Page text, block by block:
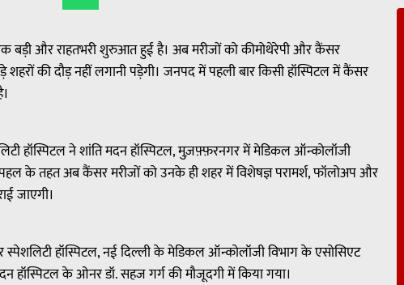
और राहतभरी शुरुआत हुई है। अब मरीजों को कीमोथेरेपी और कैंसर
शहरों की दौड़ नहीं लगानी पड़ेगी। जनपद में पहली बार किसी हॉस्पिटल में कैंसर
हॉस्पिटल ने शांति मदन हॉस्पिटल, मुज़फ़्फ़रनगर में मेडिकल ऑन्कोलॉजी
के तहत अब कैंसर मरीजों को उनके ही शहर में विशेषज्ञ परामर्श, फॉलोअप और
जाएगी।
हॉस्पिटल, नई दिल्ली के मेडिकल ऑन्कोलॉजी विभाग के एसोसिएट
हॉस्पिटल के ओनर डॉ. सहज गर्ग की मौजूदगी में किया गया।